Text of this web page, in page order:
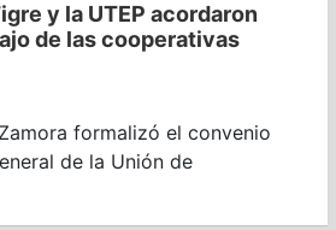
y la UTEP acordaron
de las cooperativas
formalizó el convenio
de la Unión de